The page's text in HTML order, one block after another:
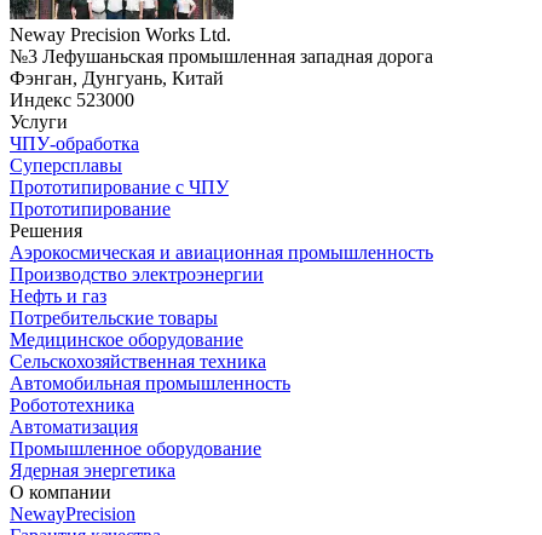
Neway Precision Works Ltd.
№3 Лефушаньская промышленная западная дорога
Фэнган, Дунгуань, Китай
Индекс 523000
Услуги
ЧПУ-обработка
Суперсплавы
Прототипирование с ЧПУ
Прототипирование
Решения
Аэрокосмическая и авиационная промышленность
Производство электроэнергии
Нефть и газ
Потребительские товары
Медицинское оборудование
Сельскохозяйственная техника
Автомобильная промышленность
Робототехника
Автоматизация
Промышленное оборудование
Ядерная энергетика
О компании
NewayPrecision